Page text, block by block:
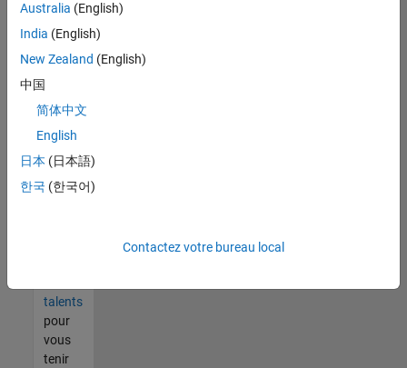
malgré
tout
vous
trouvez
pas
d'offre
corresponde
à vos
talents
pour
vous
tenir
Australia (English)
India (English)
New Zealand (English)
中国
简体中文
English
日本 (日本語)
한국 (한국어)
Contactez votre bureau local